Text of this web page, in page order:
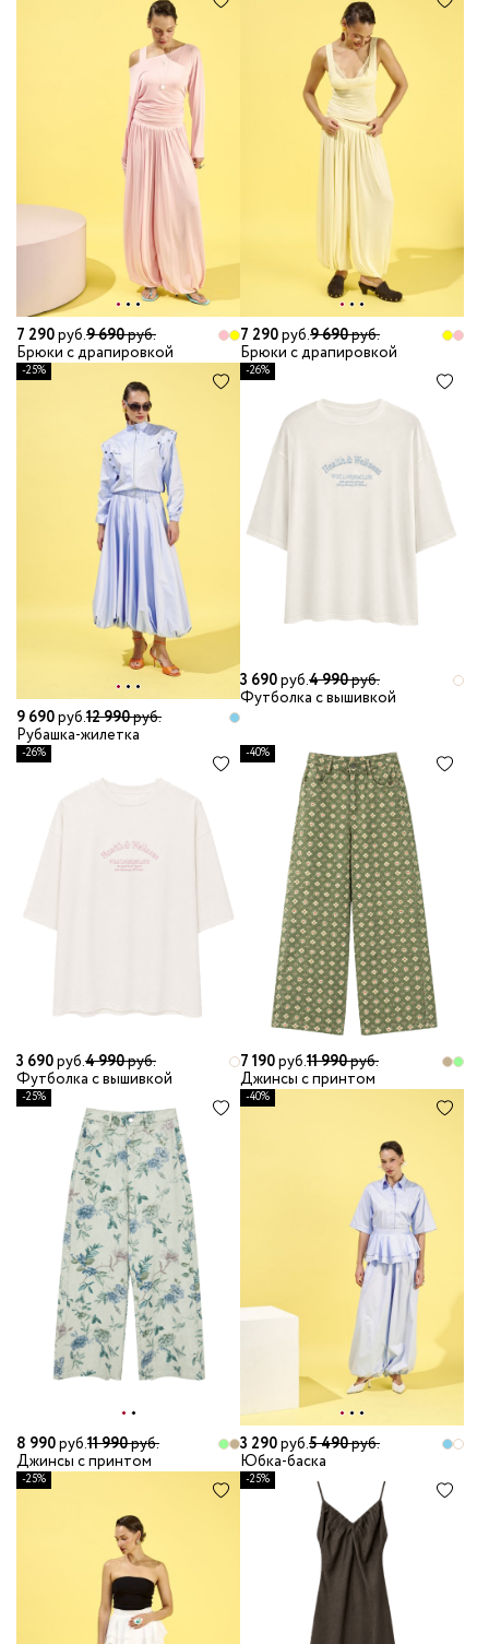
7 290руб.9 690руб.
Брюки с драпировкой
7 290руб.9 690руб.
Брюки с драпировкой
-25%
9 690руб.12 990руб.
Рубашка-жилетка
-26%
3 690руб.4 990руб.
Футболка с вышивкой
-26%
3 690руб.4 990руб.
Футболка с вышивкой
-40%
7 190руб.11 990руб.
Джинсы с принтом
-25%
8 990руб.11 990руб.
Джинсы с принтом
-40%
3 290руб.5 490руб.
Юбка-баска
-25% -25%